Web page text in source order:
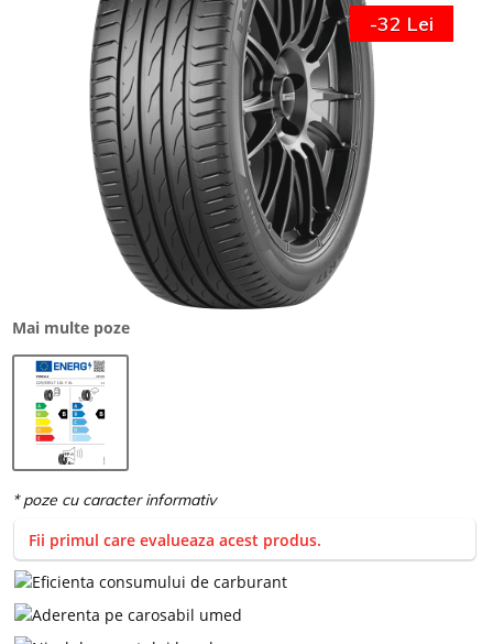
Mai multe poze
-32 Lei
Fii primul care evalueaza acest produs.